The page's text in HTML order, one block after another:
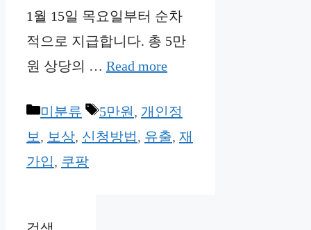
1월 15일 목요일부터 순차
적으로 지급합니다. 총 5만
원 상당의 … Read more
Categories
미분류 Tags
5만원 , 개인정
보, 보상, 신청방법, 유출, 재
가입, 쿠팡